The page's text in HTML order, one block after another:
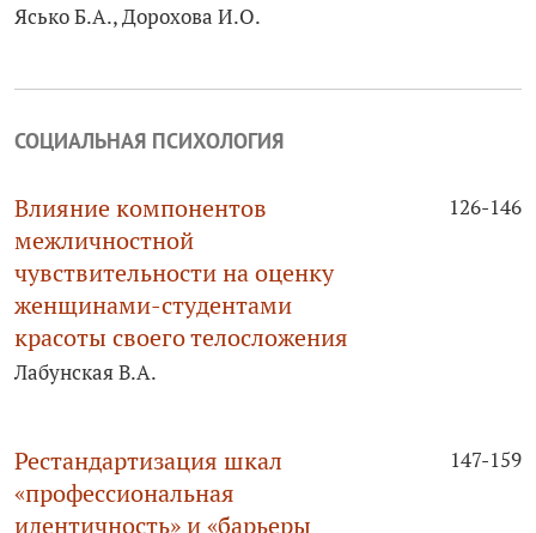
Ясько Б.А., Дорохова И.О.
СОЦИАЛЬНАЯ ПСИХОЛОГИЯ
Влияние компонентов
межличностной
чувствительности на оценку
женщинами-студентами
красоты своего телосложения
126-146
Лабунская В.А.
Рестандартизация шкал
«профессиональная
идентичность» и «барьеры
147-159